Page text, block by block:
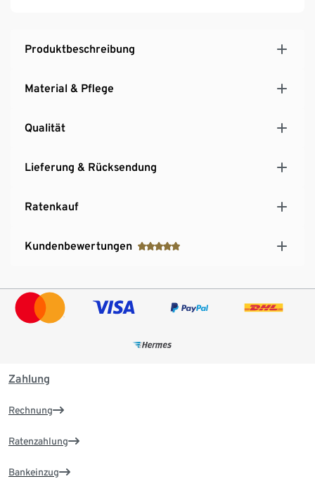
Produktbeschreibung
Material & Pflege
Qualität
Lieferung & Rücksendung
Ratenkauf
Kundenbewertungen
Zahlung
Rechnung
Ratenzahlung
Bankeinzug